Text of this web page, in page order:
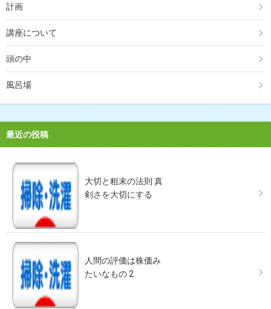
計画
講座について
頭の中
風呂場
最近の投稿
大切と粗末の法則 真
剣さを大切にする
人間の評価は株価み
たいなもの 2